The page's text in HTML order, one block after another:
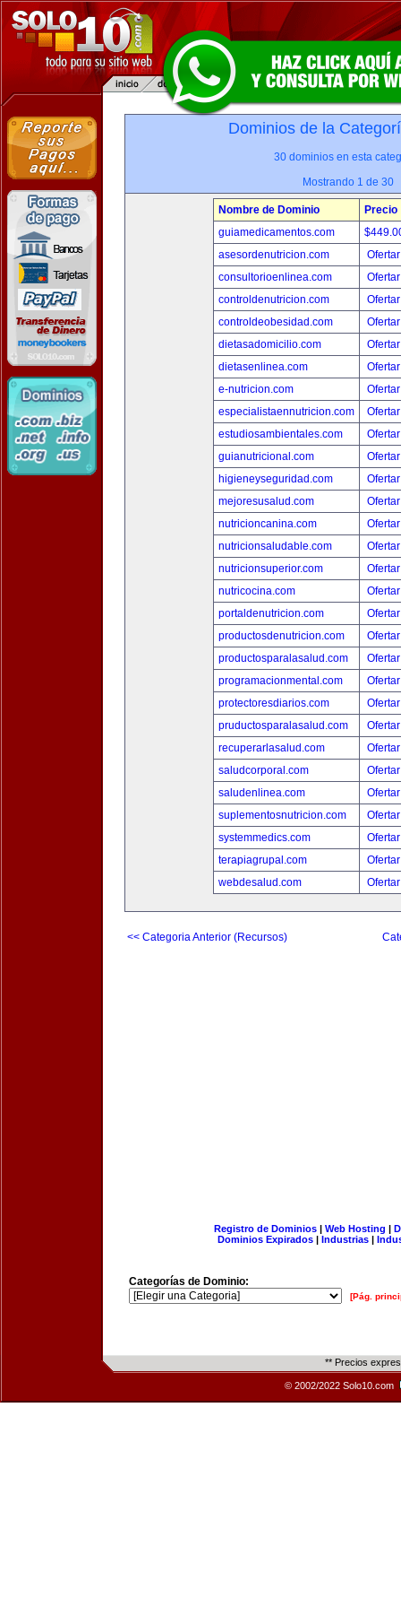
Dominios de la
30 dominios en esta
Mostrando 1 de 30
Nombre de Dominio
Precio
guiamedicamentos.com
asesordenutricion.com
consultorioenlinea.com
controldenutricion.com
controldeobesidad.com
dietasadomicilio.com
dietasenlinea.com
e-nutricion.com
especialistaennutricion.com
estudiosambientales.com
guianutricional.com
higieneyseguridad.com
mejoresusalud.com
nutricioncanina.com
nutricionsaludable.com
nutricionsuperior.com
nutricocina.com
portaldenutricion.com
productosdenutricion.com
productosparalasalud.com
programacionmental.com
protectoresdiarios.com
pruductosparalasalud.com
recuperarlasalud.com
saludcorporal.com
saludenlinea.com
suplementosnutricion.com
systemmedics.com
terapiagrupal.com
webdesalud.com
<< Categoria Anterior (Recursos)
Registro de Dominios| Web Hosting |
Dominios Expirados | Industrias |
Categorías de Dominio:
[Pág.
** Precios
© 2002/2022 Solo10.com